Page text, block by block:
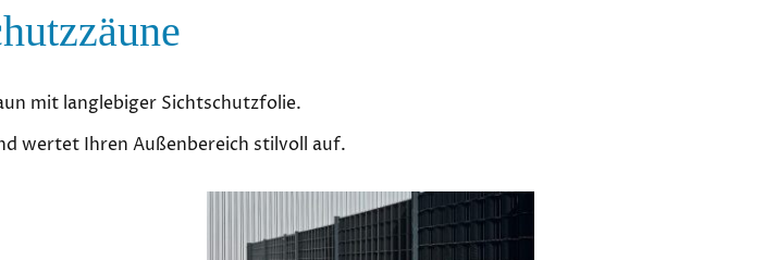
mit langlebiger Sichtschutzfolie.
wertet Ihren Außenbereich stilvoll auf.